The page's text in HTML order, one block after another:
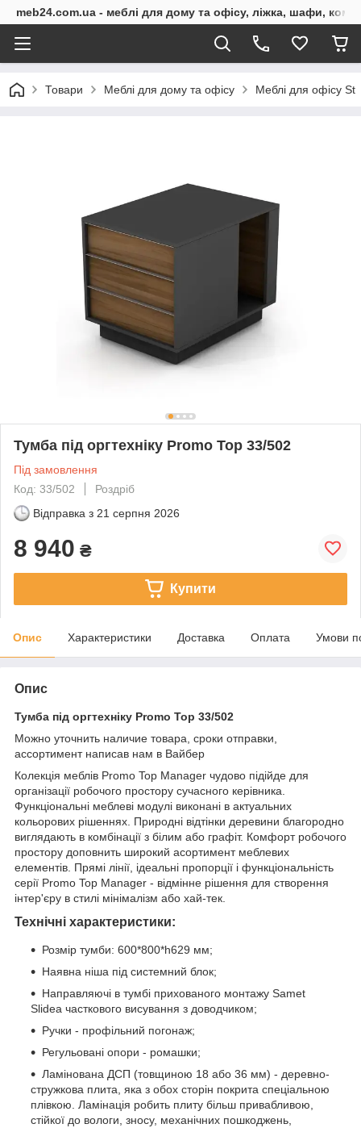
meb24.com.ua - меблі для дому та офісу, ліжка, шафи,
Товари Меблі для дому та офісу Меблі для офісу St
Тумба під оргтехніку Promo Top 33/502
Під замовлення
Код: 33/502
Роздріб
Відправка з 21 серпня 2026
8 940 ₴
Купити
Опис Характеристики Доставка Оплата Умови
Опис
Тумба під оргтехніку Promo Top 33/502
Можно уточнить наличие товара, сроки отправки,
ассортимент написав нам в Вайбер
Колекція меблів Promo Top Manager чудово підійде для
організації робочого простору сучасного керівника.
Функціональні меблеві модулі виконані в актуальних
кольорових рішеннях. Природні відтінки деревини благородно
виглядають в комбінації з білим або графіт. Комфорт робочого
простору доповнить широкий асортимент меблевих
елементів. Прямі лінії, ідеальні пропорції і функціональність
серії Promo Top Manager - відмінне рішення для створення
інтер'єру в стилі мінімалізм або хай-тек.
Технічні характеристики:
Розмір тумби: 600*800*h629 мм;
Наявна ніша під системний блок;
Направляючі в тумбі прихованого монтажу Samet
Slidea часткового висування з доводчиком;
Ручки - профільний погонаж;
Регульовані опори - ромашки;
Ламінована ДСП (товщиною 18 або 36 мм) - деревно-
стружкова плита, яка з обох сторін покрита спеціальною
плівкою. Ламінація робить плиту більш привабливою,
стійкої до вологи, зносу, механічних пошкоджень,